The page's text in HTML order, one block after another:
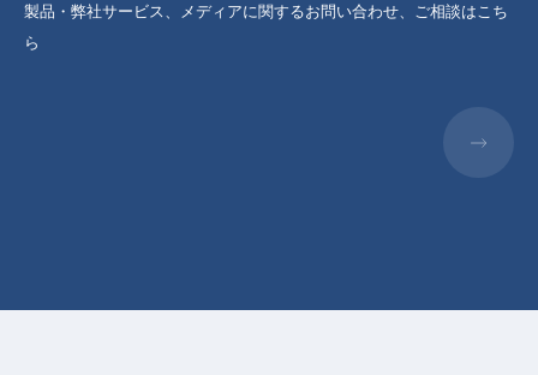
製品・弊社サービス、メディアに関するお問い合わせ、ご相談はこち
ら